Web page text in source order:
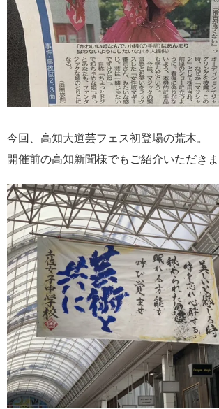
今回、高知大道芸フェス初登場の荒木。
開催前の高知新聞様でもご紹介いただきま